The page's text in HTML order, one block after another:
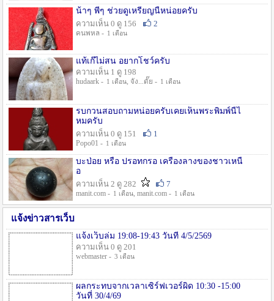
น้าๆ พี่ๆ ช่วยดูเหรียญนี้หน่อยครับ
ความเห็น 0 ดู 156
2
คนพหล - 1 เดือน
แท้เก๊ไม่สน อยากโชว์ครับ
ความเห็น 1 ดู 198
hudaark - 1 เดือน, จัง...ดั๊ย - 1 เดือน
รบกวนสอบถามหน่อยครับเคยเห็นพระพิมพ์นี้ไ
หมครับ
ความเห็น 0 ดู 151
1
Popo01 - 1 เดือน
บะป่อย หรือ ปรอทกรอ เครื่องลางของชาวเหนื
อ
ความเห็น 2 ดู 282
7
manit.com - 1 เดือน, manit.com - 1 เดือน
แจ้งข่าวสารเว็บ
แจ้งเว็บล่ม 19:08-19:43 วันที่ 4/5/2569
ความเห็น 0 ดู 201
webmaster - 3 เดือน
ผลกระทบจากเวลาเซิร์ฟเวอร์ผิด 10:30 -15:00
วันที่ 30/4/69